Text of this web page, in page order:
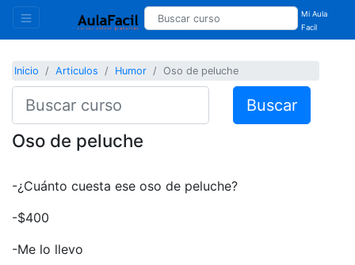
Mi Aula
Facil
Inicio Articulos Humor Oso de peluche
Buscar
Oso de peluche
-¿Cuánto cuesta ese oso de peluche?
-$400
-Me lo llevo